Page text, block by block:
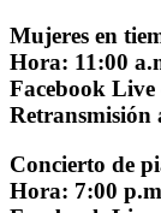
Mujeres en
Hora: 11:00
Facebook
Retransmisión
Concierto de
Hora: 7:00